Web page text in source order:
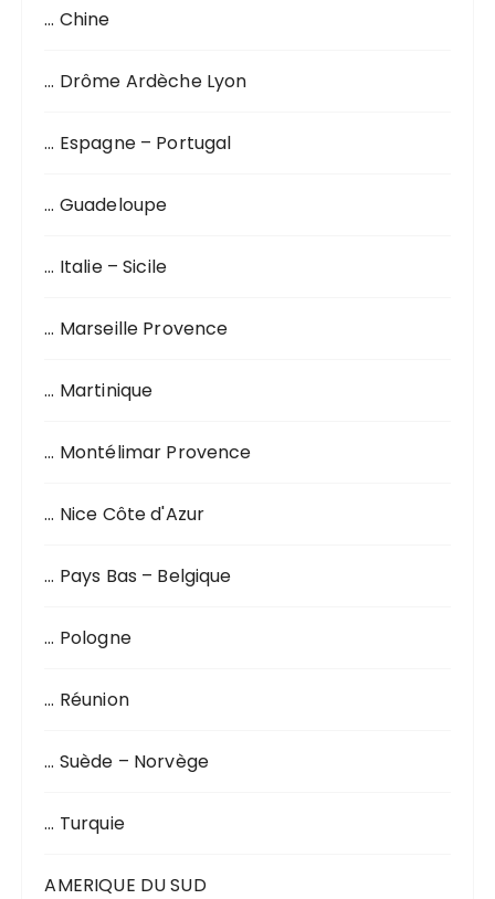
e
… Chine
… Drôme Ardèche Lyon
… Espagne – Portugal
… Guadeloupe
… Italie – Sicile
… Marseille Provence
… Martinique
… Montélimar Provence
… Nice Côte d'Azur
… Pays Bas – Belgique
… Pologne
… Réunion
… Suède – Norvège
… Turquie
AMERIQUE DU SUD